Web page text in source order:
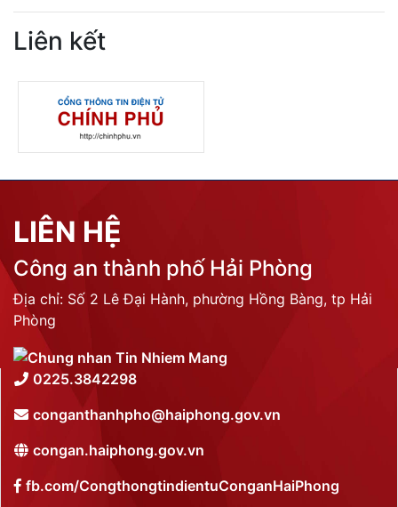
Liên kết
LIÊN HỆ
Công an thành phố Hải Phòng
Địa chỉ: Số 2 Lê Đại Hành, phường Hồng Bàng, tp Hải
Phòng
0225.3842298
conganthanhpho@haiphong.gov.vn
congan.haiphong.gov.vn
fb.com/CongthongtindientuConganHaiPhong